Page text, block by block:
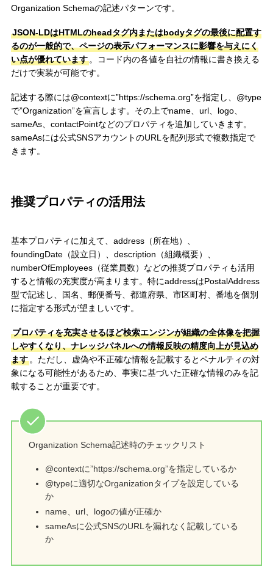
Organization Schemaの記述パターンです。
JSON-LDはHTMLのheadタグ内またはbodyタグの最後に配置す
るのが一般的で、ページの表示パフォーマンスに影響を与えにく
い点が優れています。コード内の各値を自社の情報に書き換える
だけで実装が可能です。
記述する際には@contextに”https://schema.org”を指定し、@type
で”Organization”を宣言します。その上でname、url、logo、
sameAs、contactPointなどのプロパティを追加していきます。
sameAsには公式SNSアカウントのURLを配列形式で複数指定で
きます。
推奨プロパティの活用法
基本プロパティに加えて、address（所在地）、
foundingDate（設立日）、description（組織概要）、
numberOfEmployees（従業員数）などの推奨プロパティも活用
すると情報の充実度が高まります。特にaddressはPostalAddress
型で記述し、国名、郵便番号、都道府県、市区町村、番地を個別
に指定する形式が望ましいです。
プロパティを充実させるほど検索エンジンが組織の全体像を把握
しやすくなり、ナレッジパネルへの情報反映の精度向上が見込め
ます。ただし、虚偽や不正確な情報を記載するとペナルティの対
象になる可能性があるため、事実に基づいた正確な情報のみを記
載することが重要です。
Organization Schema記述時のチェックリスト
@contextに”https://schema.org”を指定しているか
@typeに適切なOrganizationタイプを設定している
か
name、url、logoの値が正確か
sameAsに公式SNSのURLを漏れなく記載している
か